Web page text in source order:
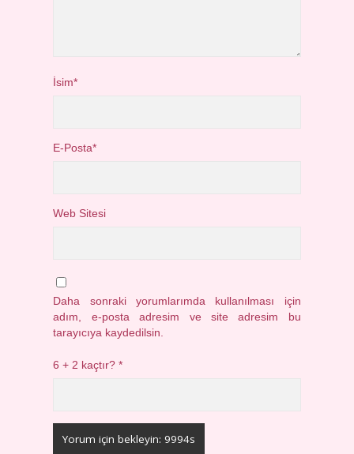
İsim*
E-Posta*
Web Sitesi
Daha sonraki yorumlarımda kullanılması için
adım, e-posta adresim ve site adresim bu
tarayıcıya kaydedilsin.
6 + 2 kaçtır?*